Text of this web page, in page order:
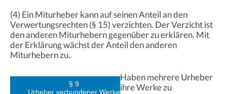
(4) Ein Miturheber kann auf seinen Anteil an den
Verwertungsrechten (§ 15) verzichten. Der Verzicht ist
den anderen Miturhebern gegenüber zu erklären. Mit
der Erklärung wächst der Anteil den anderen
Miturhebern zu.
§ 9
Urheber verbundener Werke
Haben mehrere Urheber
ihre Werke zu